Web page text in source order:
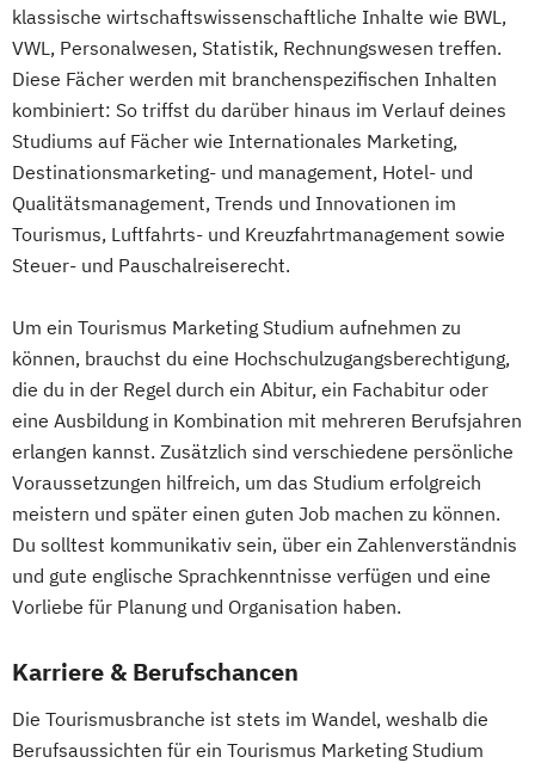
klassische wirtschaftswissenschaftliche Inhalte wie BWL,
VWL, Personalwesen, Statistik, Rechnungswesen treffen.
Diese Fächer werden mit branchenspezifischen Inhalten
kombiniert: So triffst du darüber hinaus im Verlauf deines
Studiums auf Fächer wie Internationales Marketing,
Destinationsmarketing- und management, Hotel- und
Qualitätsmanagement, Trends und Innovationen im
Tourismus, Luftfahrts- und Kreuzfahrtmanagement sowie
Steuer- und Pauschalreiserecht.
Um ein Tourismus Marketing Studium aufnehmen zu
können, brauchst du eine Hochschulzugangsberechtigung,
die du in der Regel durch ein Abitur, ein Fachabitur oder
eine Ausbildung in Kombination mit mehreren Berufsjahren
erlangen kannst. Zusätzlich sind verschiedene persönliche
Voraussetzungen hilfreich, um das Studium erfolgreich
meistern und später einen guten Job machen zu können.
Du solltest kommunikativ sein, über ein Zahlenverständnis
und gute englische Sprachkenntnisse verfügen und eine
Vorliebe für Planung und Organisation haben.
Karriere & Berufschancen
Die Tourismusbranche ist stets im Wandel, weshalb die
Berufsaussichten für ein Tourismus Marketing Studium